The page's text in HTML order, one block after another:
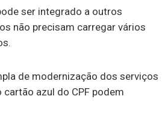
ser integrado a outros
não precisam carregar vários
de modernização dos serviços
azul do CPF podem